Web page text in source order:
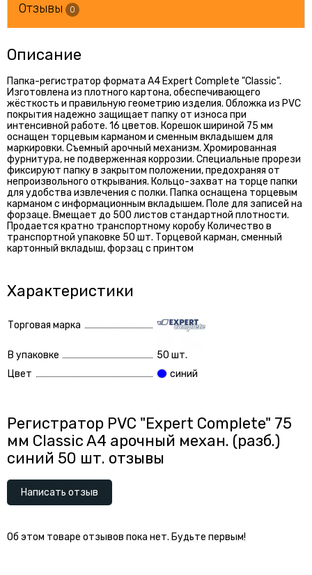
Отзывы 0
Описание
Папка-регистратор формата А4 Expert Complete "Classic".
Изготовлена из плотного картона, обеспечивающего
жёсткость и правильную геометрию изделия. Обложка из PVC
покрытия надежно защищает папку от износа при
интенсивной работе. 16 цветов. Корешок шириной 75 мм
оснащен торцевым карманом и сменным вкладышем для
маркировки. Съемный арочный механизм. Хромированная
фурнитура, не подверженная коррозии. Специальные прорези
фиксируют папку в закрытом положении, предохраняя от
непроизвольного открывания. Кольцо-захват на торце папки
для удобства извлечения с полки. Папка оснащена торцевым
карманом с информационным вкладышем. Поле для записей на
форзаце. Вмещает до 500 листов стандартной плотности.
Продается кратно транспортному коробу Количество в
транспортной упаковке 50 шт. Торцевой карман, сменный
картонный вкладыш, форзац с принтом
Характеристики
Торговая марка
В упаковке
50 шт.
Цвет
синий
Регистратор PVC "Expert Complete" 75
мм Classic A4 арочный механ. (разб.)
синий 50 шт. отзывы
Написать отзыв
Об этом товаре отзывов пока нет. Будьте первым!